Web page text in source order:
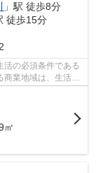
」駅 徒歩8分
徒歩15分
活の必須条件である
商業地域は、生活に
㎡